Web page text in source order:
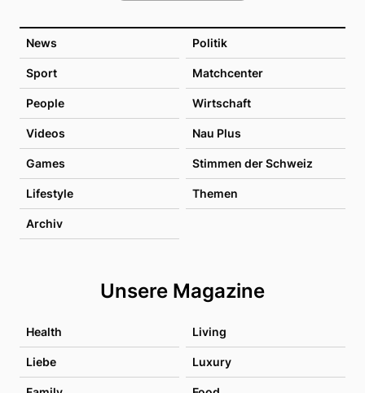
News Politik
Sport Matchcenter
People Wirtschaft
Videos Nau Plus
Games Stimmen der Schweiz
Lifestyle Themen
Archiv
Unsere Magazine
Health Living
Liebe Luxury